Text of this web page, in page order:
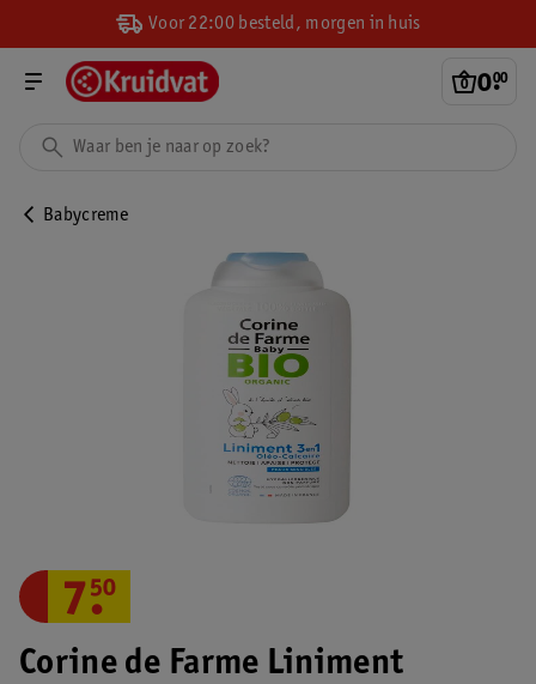
Voor 22:00 besteld, morgen in huis
0.
00
Babycreme
Corine de Farme Liniment
7.
50